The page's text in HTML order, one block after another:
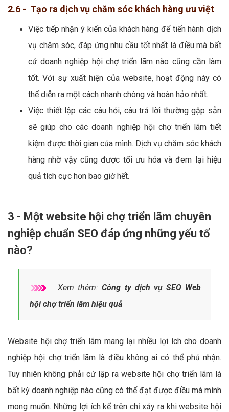
2.6 - Tạo ra dịch vụ chăm sóc khách hàng ưu việt
Việc tiếp nhận ý kiến của khách hàng để tiến hành dịch
vụ chăm sóc, đáp ứng nhu cầu tốt nhất là điều mà bất
cứ doanh nghiệp hội chợ triển lãm nào cũng cần làm
tốt. Với sự xuất hiện của website, hoạt động này có
thể diễn ra một cách nhanh chóng và hoàn hảo nhất.
Việc thiết lập các câu hỏi, câu trả lời thường gặp sẵn
sẽ giúp cho các doanh nghiệp hội chợ triển lãm tiết
kiệm được thời gian của mình. Dịch vụ chăm sóc khách
hàng nhờ vậy cũng được tối ưu hóa và đem lại hiệu
quả tích cực hơn bao giờ hết.
3 - Một website hội chợ triển lãm chuyên
nghiệp chuẩn SEO đáp ứng những yếu tố
nào?
Xem thêm:Công ty dịch vụ SEO Web
hội chợ triển lãm hiệu quả
Website hội chợ triển lãm mang lại nhiều lợi ích cho doanh
nghiệp hội chợ triển lãm là điều không ai có thể phủ nhận.
Tuy nhiên không phải cứ lập ra website hội chợ triển lãm là
bất kỳ doanh nghiệp nào cũng có thể đạt được điều mà mình
mong muốn. Những lợi ích kể trên chỉ xảy ra khi website hội